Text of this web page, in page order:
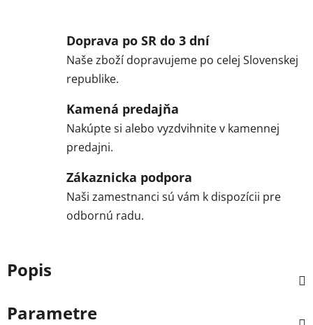
Doprava po SR do 3 dní
Naše zboží dopravujeme po celej Slovenskej
republike.
Kamená predajňa
Nakúpte si alebo vyzdvihnite v kamennej
predajni.
Zákaznicka podpora
Naši zamestnanci sú vám k dispozícii pre
odbornú radu.
Popis
Parametre